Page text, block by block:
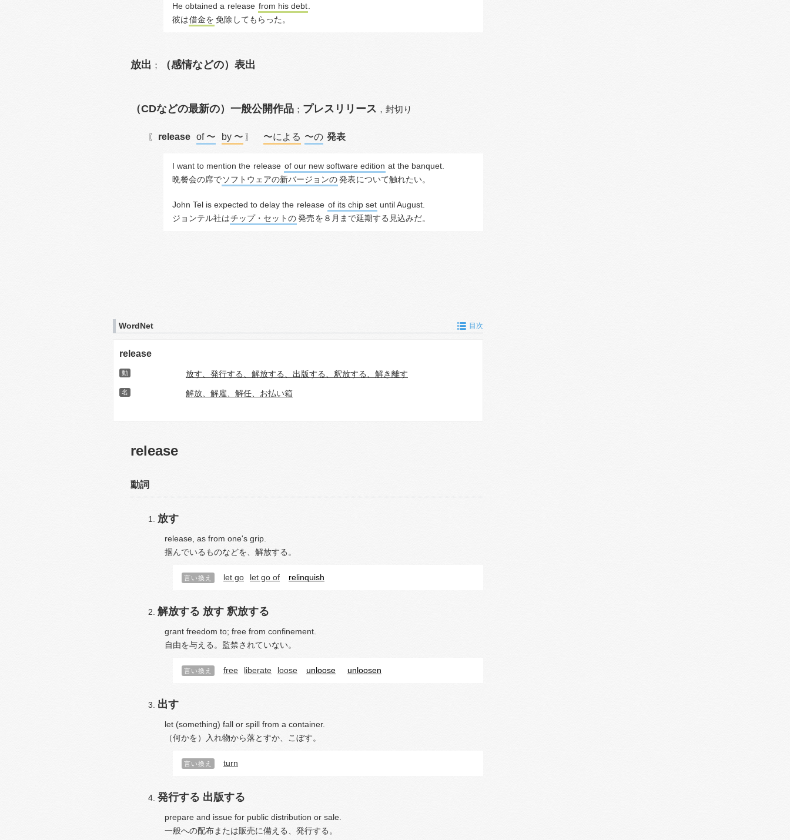
He obtained a release from his debt
彼は借金を 免除 してもらった。
放出 ； （感情などの）表出
（CDなどの最新の）一般公開作品 ； プレスリリース ， 封切り
〖 release of 〜 by 〜 〗 〜による 〜の 発表
I want to mention the release of our new software edition at the banquet.
晩餐会の席でソフトウェアの新バージョンの発表について触れたい。
John Tel is expected to delay the release of its chip set until August.
ジョンテル社はチップ・セットの発売を８月まで延期する見込みだ。
WordNet 目次
release
動 放す、発行する、解放する、出版する、釈放する、解き離す
名 解放、解雇、解任、お払い箱
release
動詞
放す
release, as from one's grip.
掴んでいるものなどを、解放する。
言い換え let go let go of relinquish
解放する 放す 釈放する
grant freedom to; free from confinement.
自由を与える。監禁されていない。
言い換え free liberate loose unloose unloosen
出す
let (something) fall or spill from a container.
（何かを）入れ物から落とすか、こぼす。
言い換え turn
発行する 出版する
prepare and issue for public distribution or sale.
一般への配布または販売に備える、発行する。